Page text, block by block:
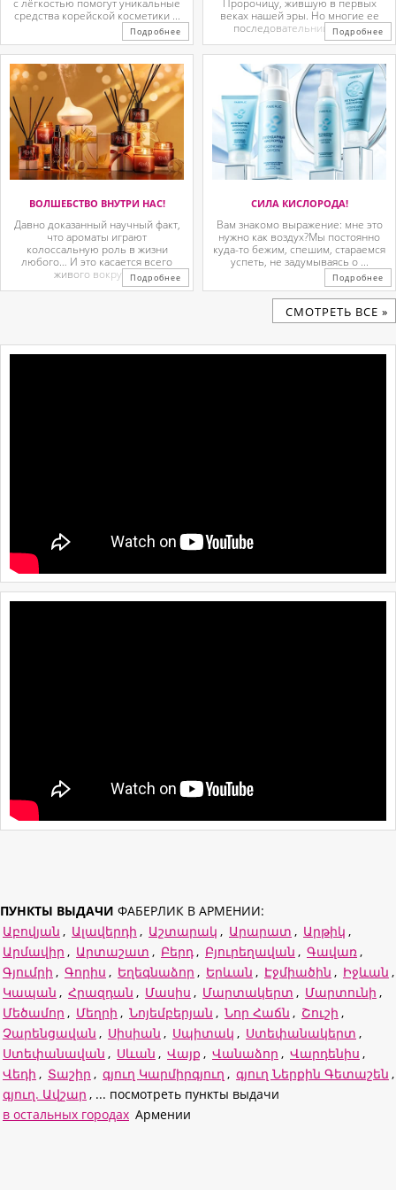
средства корейской косметики ...
Подробнее
веках нашей эры. Но многие ее
последовательницы так ...
Подробнее
ВОЛШЕБСТВО ВНУТРИ НАС!
Давно доказанный научный факт,
что ароматы играют
колоссальную роль в жизни
любого… И это касается всего
живого вокруг. ...Подробнее
СИЛА КИСЛОРОДА!
Вам знакомо выражение: мне это
нужно как воздух?Мы постоянно
куда-то бежим, спешим, стараемся
успеть, не задумываясь о ...
Подробнее
CМОТРЕТЬ ВСЕ »
ПУНКТЫ ВЫДАЧИ ФАБЕРЛИК В АРМЕНИИ:
Աբովյան , Ալավերդի , Աշտարակ , Արարատ , Արթիկ ,
Արմավիր , Արտաշատ , Բերդ , Բյուրեղավան , Գավառ ,
Գյումրի , Գորիս , Եղեգնաձոր , Երևան , Էջմիածին , Իջևան ,
Կապան , Հրազդան , Մասիս , Մարտակերտ , Մարտունի ,
Մեծամոր , Մեղրի , Նոյեմբերյան , Նոր Հաճն , Շուշի ,
Չարենցավան , Սիսիան , Սպիտակ , Ստեփանակերտ ,
Ստեփանավան , Սևան , Վայք , Վանաձոր , Վարդենիս ,
Վեդի , Տաշիր , գյուղ Կարմիրգյուղ , գյուղ Ներքին Գետաշեն ,
գյուղ. Ավշար , ... посмотреть пункты выдачи
в остальных городах Армении